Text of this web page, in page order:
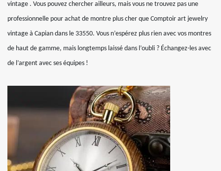
vintage . Vous pouvez chercher ailleurs, mais vous ne trouvez pas une
professionnelle pour achat de montre plus cher que Comptoir art jewelry
vintage à Capian dans le 33550. Vous n’espérez plus rien avec vos montres
de haut de gamme, mais longtemps laissé dans l’oubli ? Échangez-les avec
de l’argent avec ses équipes !